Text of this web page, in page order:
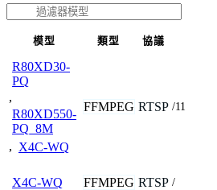
模型 類型 協議
R80XD30-
PQ
,
R80XD550-
PQ_8M
, X4C-WQ
FFMPEG RTSP /11
X4C-WQ FFMPEG RTSP /